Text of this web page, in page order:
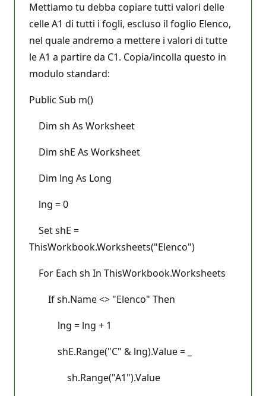
Mettiamo tu debba copiare tutti valori delle
celle A1 di tutti i fogli, escluso il foglio Elenco,
nel quale andremo a mettere i valori di tutte
le A1 a partire da C1. Copia/incolla questo in
modulo standard:
Public Sub m()
Dim sh As Worksheet
Dim shE As Worksheet
Dim lng As Long
lng = 0
Set shE =
ThisWorkbook.Worksheets("Elenco")
For Each sh In ThisWorkbook.Worksheets
If sh.Name <> "Elenco" Then
lng = lng + 1
shE.Range("C" & lng).Value = _
sh.Range("A1").Value